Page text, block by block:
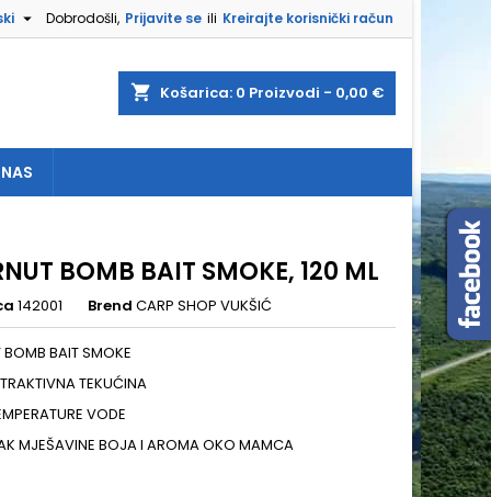
Dobrodošli, Prijavite se ili Kreirajte korisnički račun

shopping_cart Košarica: 0 Proizvodi - 0,00 €
BOMB BAIT SMOKE, 120 ML
142001 Brend CARP SHOP VUKŠIĆ
BOMB BAIT SMOKE
TEKUĆINA
VODE
MJEŠAVINE BOJA I AROMA OKO MAMCA